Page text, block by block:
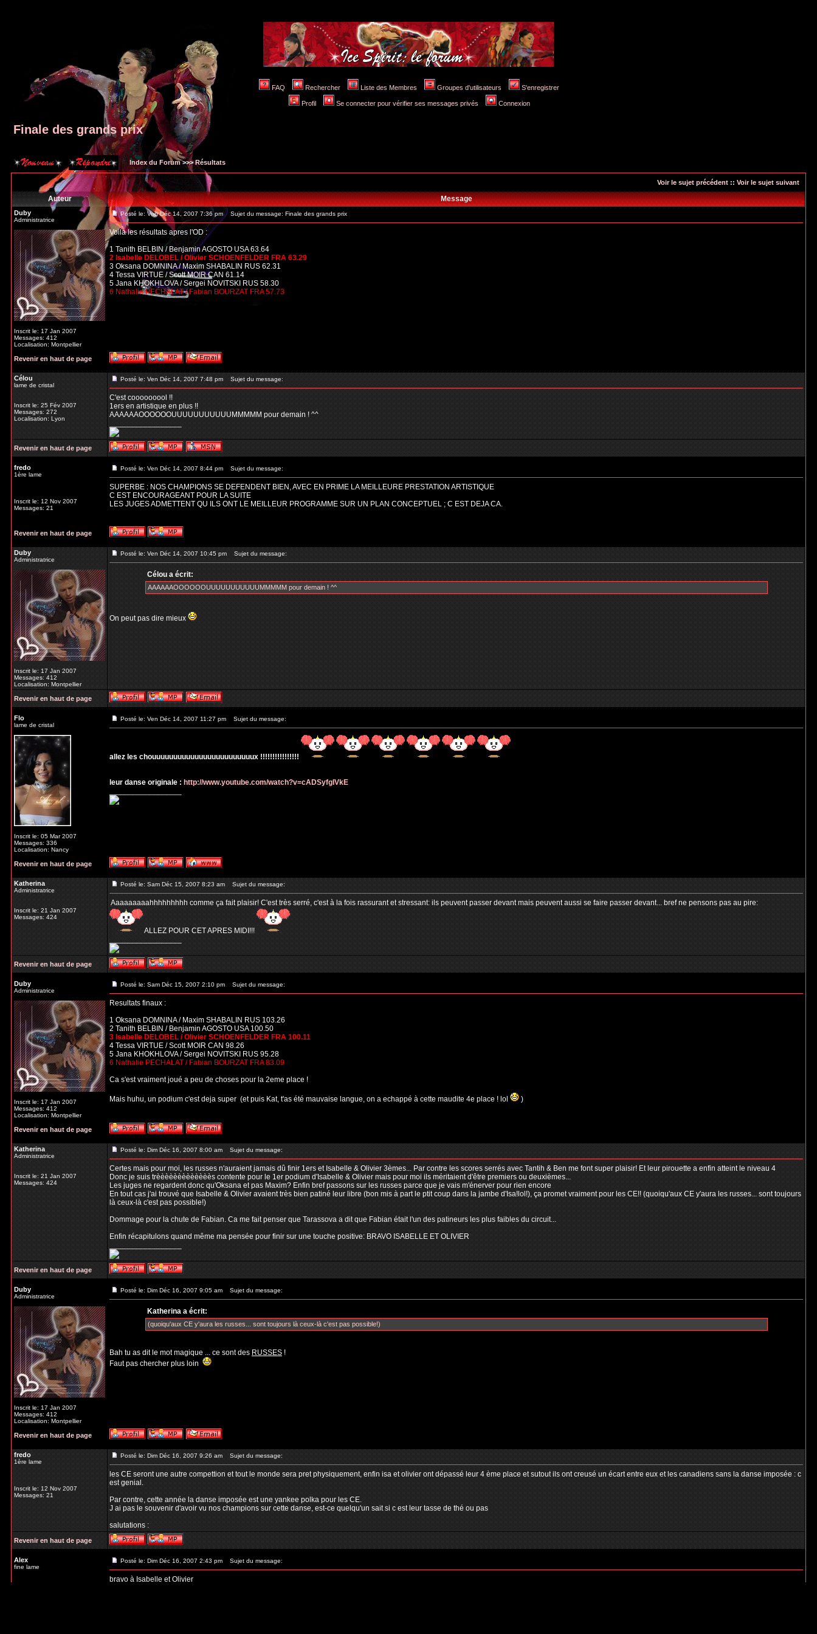
FAQ Rechercher Liste des Membres Groupes d'utilisateurs S'enregistrer
Profil Se connecter pour vérifier ses messages privés Connexion
Finale des grands prix
Index du Forum>>>Résultats
Voir le sujet précédent :: Voir le sujet suivant
Auteur Message
Duby
Administratrice
Inscrit le: 17 Jan 2007
Messages: 412
Localisation: Montpellier
Posté le: Ven Déc 14, 2007 7:36 pm Sujet du message: Finale des grands prix
Voila les résultats apres l'OD :
1 Tanith BELBIN / Benjamin AGOSTO USA 63.64
2 Isabelle DELOBEL / Olivier SCHOENFELDER FRA 63.29
3 Oksana DOMNINA / Maxim SHABALIN RUS 62.31
4 Tessa VIRTUE / Scott MOIR CAN 61.14
5 Jana KHOKHLOVA / Sergei NOVITSKI RUS 58.30
6 Nathalie PECHALAT / Fabian BOURZAT FRA 57.73
Revenir en haut de page
Célou
lame de cristal
Inscrit le: 25 Fév 2007
Messages: 272
Localisation: Lyon
Posté le: Ven Déc 14, 2007 7:48 pm Sujet du message:
C'est cooooooool !!
1ers en artistique en plus !!
AAAAAAOOOOOOUUUUUUUUUUUMMMMM pour demain ! ^^
_________________
Revenir en haut de page
fredo
1ère lame
Inscrit le: 12 Nov 2007
Messages: 21
Posté le: Ven Déc 14, 2007 8:44 pm Sujet du message:
SUPERBE : NOS CHAMPIONS SE DEFENDENT BIEN, AVEC EN PRIME LA MEILLEURE PRESTATION ARTISTIQUE
C EST ENCOURAGEANT POUR LA SUITE
LES JUGES ADMETTENT QU ILS ONT LE MEILLEUR PROGRAMME SUR UN PLAN CONCEPTUEL ; C EST DEJA CA.
Revenir en haut de page
Duby
Administratrice
Inscrit le: 17 Jan 2007
Messages: 412
Localisation: Montpellier
Posté le: Ven Déc 14, 2007 10:45 pm Sujet du message:
Célou a écrit:
AAAAAAOOOOOOUUUUUUUUUUUMMMMM pour demain ! ^^
On peut pas dire mieux
Revenir en haut de page
Flo
lame de cristal
Inscrit le: 05 Mar 2007
Messages: 336
Localisation: Nancy
Posté le: Ven Déc 14, 2007 11:27 pm Sujet du message:
allez les chouuuuuuuuuuuuuuuuuuuuuuuux !!!!!!!!!!!!!!!!
leur danse originale : http://www.youtube.com/watch?v=cADSyfgIVkE
Revenir en haut de page
Katherina
Administratrice
Inscrit le: 21 Jan 2007
Messages: 424
Posté le: Sam Déc 15, 2007 8:23 am Sujet du message:
Aaaaaaaaahhhhhhhhh comme ça fait plaisir! C'est très serré, c'est à la fois rassurant et stressant: ils peuvent passer devant mais peuvent aussi se faire passer devant... bref ne pensons pas au pire:
ALLEZ POUR CET APRES MIDI!!!
_________________
Revenir en haut de page
Duby
Administratrice
Inscrit le: 17 Jan 2007
Messages: 412
Localisation: Montpellier
Posté le: Sam Déc 15, 2007 2:10 pm Sujet du message:
Resultats finaux :
1 Oksana DOMNINA / Maxim SHABALIN RUS 103.26
2 Tanith BELBIN / Benjamin AGOSTO USA 100.50
3 Isabelle DELOBEL / Olivier SCHOENFELDER FRA 100.11
4 Tessa VIRTUE / Scott MOIR CAN 98.26
5 Jana KHOKHLOVA / Sergei NOVITSKI RUS 95.28
6 Nathalie PECHALAT / Fabian BOURZAT FRA 83.09
Ca s'est vraiment joué a peu de choses pour la 2eme place !
Mais huhu, un podium c'est deja super (et puis Kat, t'as été mauvaise langue, on a echappé à cette maudite 4e place ! lol )
Revenir en haut de page
Katherina
Administratrice
Inscrit le: 21 Jan 2007
Messages: 424
Posté le: Dim Déc 16, 2007 8:00 am Sujet du message:
Certes mais pour moi, les russes n'auraient jamais dû finir 1ers et Isabelle & Olivier 3èmes... Par contre les scores serrés avec Tantih & Ben me font super plaisir! Et leur pirouette a enfin atteint le niveau 4
Donc je suis trèèèèèèèèèèèèès contente pour le 1er podium d'Isabelle & Olivier mais pour moi ils méritaient d'être premiers ou deuxièmes...
Les juges ne regardent donc qu'Oksana et pas Maxim? Enfin bref passons sur les russes parce que je vais m'énerver pour rien encore
En tout cas j'ai trouvé que Isabelle & Olivier avaient très bien patiné leur libre (bon mis à part le ptit coup dans la jambe d'Isa!lol!), ça promet vraiment pour les CE!! (quoiqu'aux CE y'aura les russes... sont toujours
là ceux-là c'est pas possible!)
Dommage pour la chute de Fabian. Ca me fait penser que Tarassova a dit que Fabian était l'un des patineurs les plus faibles du circuit...
Enfin récapitulons quand même ma pensée pour finir sur une touche positive: BRAVO ISABELLE ET OLIVIER
_________________
Revenir en haut de page
Duby
Administratrice
Inscrit le: 17 Jan 2007
Messages: 412
Localisation: Montpellier
Posté le: Dim Déc 16, 2007 9:05 am Sujet du message:
Katherina a écrit:
(quoiqu'aux CE y'aura les russes... sont toujours là ceux-là c'est pas possible!)
Bah tu as dit le mot magique ... ce sont des RUSSES !
Faut pas chercher plus loin
Revenir en haut de page
fredo
1ère lame
Inscrit le: 12 Nov 2007
Messages: 21
Posté le: Dim Déc 16, 2007 9:26 am Sujet du message:
les CE seront une autre compettion et tout le monde sera pret physiquement, enfin isa et olivier ont dépassé leur 4 ème place et sutout ils ont creusé un écart entre eux et les canadiens sans la danse imposée : c
est genial.
Par contre, cette année la danse imposée est une yankee polka pour les CE.
J ai pas le souvenir d'avoir vu nos champions sur cette danse, est-ce quelqu'un sait si c est leur tasse de thé ou pas
salutations :
Revenir en haut de page
Alex
fine lame
Posté le: Dim Déc 16, 2007 2:43 pm Sujet du message:
bravo à Isabelle et Olivier